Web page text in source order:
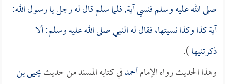
صلى الله عليه وسلم فنسي آية, فلما سلم قال له رجل يا رسول الله:
آية كذا وكذا نسيتها، فقال له النبي صلى الله عليه وسلم: ألا
ذكرتنيها).
وهذا الحديث رواه الإمامأحمدفي كتابه المسند من حديثيحيى بن